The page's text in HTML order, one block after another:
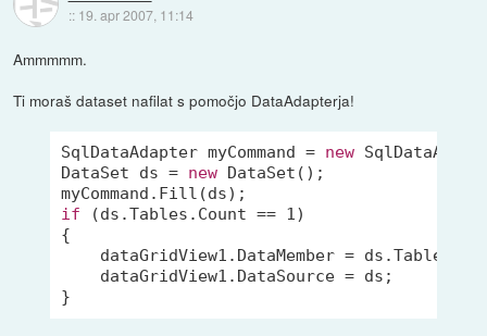
:: 19. apr 2007, 11:14
Ammmmm.
Ti moraš dataset nafilat s pomočjo DataAdapterja!
SqlDataAdapter myCommand = new
DataSet ds = new DataSet();
if (ds.Tables.Count == 1)
{
    dataGridView1.DataMember = ds.Tables[
    dataGridView1.DataSource = ds;